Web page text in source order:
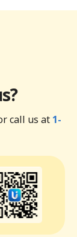
call us at 1-